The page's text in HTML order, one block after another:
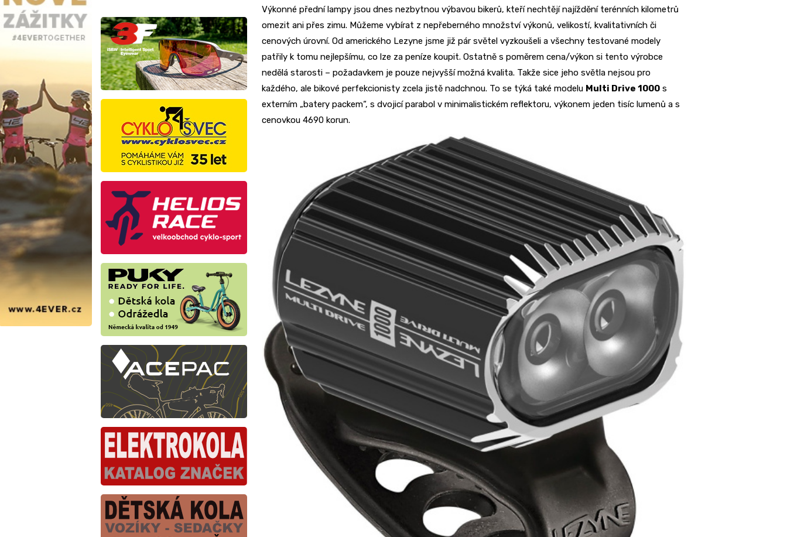
Výkonné přední lampy jsou dnes nezbytnou výbavou bikerů, kteří nechtějí najíždění terénních kilometrů
omezit ani přes zimu. Můžeme vybírat z nepřeberného množství výkonů, velikostí, kvalitativních či
cenových úrovní. Od amerického Lezyne jsme již pár světel vyzkoušeli a všechny testované modely
patřily k tomu nejlepšímu, co lze za peníze koupit. Ostatně s poměrem cena/výkon si tento výrobce
nedělá starosti – požadavkem je pouze nejvyšší možná kvalita. Takže sice jeho světla nejsou pro
každého, ale bikové perfekcionisty zcela jistě nadchnou. To se týká také modelu Multi Drive 1000 s
externím „batery packem“, s dvojicí parabol v minimalistickém reflektoru, výkonem jeden tisíc lumenů a s
cenovkou 4690 korun.